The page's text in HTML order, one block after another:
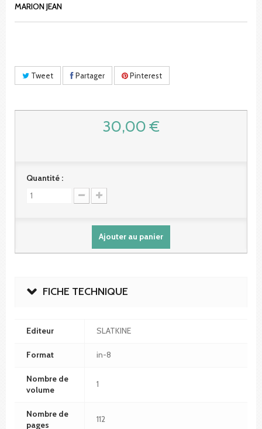
MARION JEAN
Tweet Partager Pinterest
30,00 €
Quantité :
Ajouter au panier
FICHE TECHNIQUE
Editeur SLATKINE
Format in-8
Nombre de
volume
1
Nombre de
pages
112